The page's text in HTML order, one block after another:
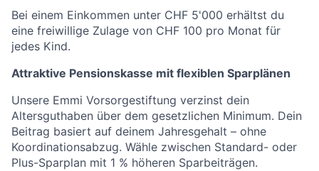
Bei einem Einkommen unter CHF 5'000 erhältst du
eine freiwillige Zulage von CHF 100 pro Monat für
jedes Kind.
Attraktive Pensionskasse mit flexiblen Sparplänen
Unsere Emmi Vorsorgestiftung verzinst dein
Altersguthaben über dem gesetzlichen Minimum. Dein
Beitrag basiert auf deinem Jahresgehalt – ohne
Koordinationsabzug. Wähle zwischen Standard- oder
Plus-Sparplan mit 1 % höheren Sparbeiträgen.